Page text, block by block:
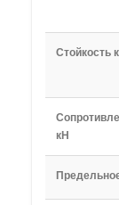
Стойкость
кН